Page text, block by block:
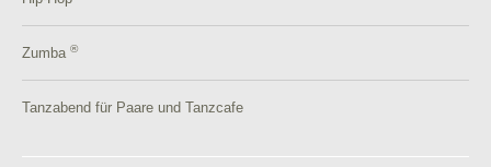
Zumba ®
Tanzabend für Paare und Tanzcafe